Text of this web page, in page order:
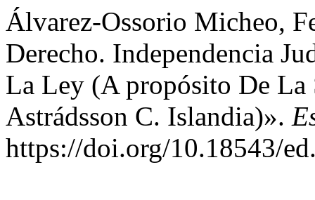
Álvarez-Ossorio Micheo,
Derecho. Independencia
La Ley (A propósito De
Astrádsson C. Islandia)».
https://doi.org/10.18543/